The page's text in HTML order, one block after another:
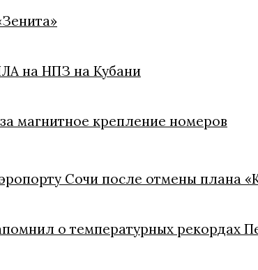
на НПЗ на Кубани
магнитное крепление номеров
Сочи после отмены плана
о температурных рекордах